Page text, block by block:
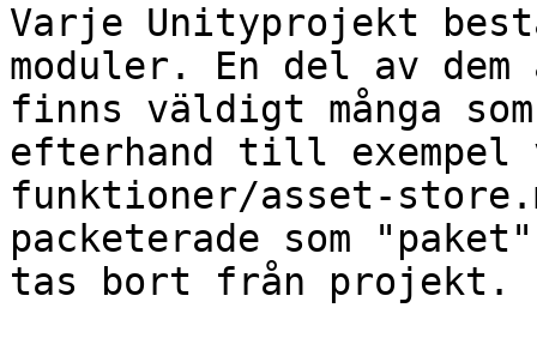
Varje Unityprojekt
moduler. En del av
finns väldigt många
efterhand till exempel
funktioner/asset-
packeterade som
tas bort från projekt.